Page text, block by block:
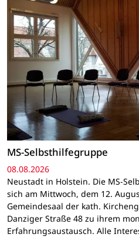
MS-Selbsthilfegruppe
08.08.2026
Neustadt in Holstein. Die MS-
sich am Mittwoch, dem 12.
Gemeindesaal der kath.
Danziger Straße 48 zu ihrem
Erfahrungsaustausch. Alle